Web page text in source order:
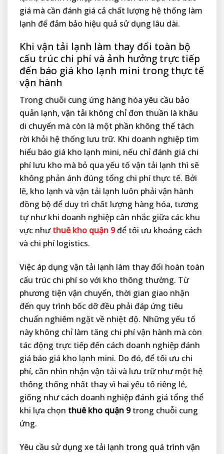
giá mà cần đánh giá cả chất lượng hệ thống làm
lạnh để đảm bảo hiệu quả sử dụng lâu dài.
Khi vận tải lạnh làm thay đổi toàn bộ
cấu trúc chi phí và ảnh hưởng trực tiếp
đến báo giá kho lạnh mini trong thực tế
vận hành
Trong chuỗi cung ứng hàng hóa yêu cầu bảo
quản lạnh, vận tải không chỉ đơn thuần là khâu
di chuyển mà còn là một phần không thể tách
rời khỏi hệ thống lưu trữ. Khi doanh nghiệp tìm
hiểu báo giá kho lạnh mini, nếu chỉ đánh giá chi
phí lưu kho mà bỏ qua yếu tố vận tải lạnh thì sẽ
không phản ánh đúng tổng chi phí thực tế. Bởi
lẽ, kho lạnh và vận tải lạnh luôn phải vận hành
đồng bộ để duy trì chất lượng hàng hóa, tương
tự như khi doanh nghiệp cân nhắc giữa các khu
vực nhưthuê kho quận 9để tối ưu khoảng cách
và chi phí logistics.
Việc áp dụng vận tải lạnh làm thay đổi hoàn toàn
cấu trúc chi phí so với kho thông thường. Từ
phương tiện vận chuyển, thời gian giao nhận
đến quy trình bốc dỡ đều phải đáp ứng tiêu
chuẩn nghiêm ngặt về nhiệt độ. Những yếu tố
này không chỉ làm tăng chi phí vận hành mà còn
tác động trực tiếp đến cách doanh nghiệp đánh
giá báo giá kho lạnh mini. Do đó, để tối ưu chi
phí, cần nhìn nhận vận tải và lưu trữ như một hệ
thống thống nhất thay vì hai yếu tố riêng lẻ,
giống như cách doanh nghiệp đánh giá tổng thể
khi lựa chọn thuê kho quận 9trong chuỗi cung
ứng.
Yêu cầu sử dụng xe tải lạnh trong quá trình vận